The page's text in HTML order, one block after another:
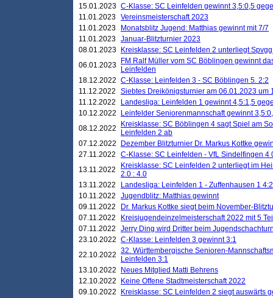
15.01.2023 C-Klasse: SC Leinfelden gewinnt 3,5:0,5
11.01.2023 Vereinsmeisterschaft 2023
11.01.2023
Monatsblitz Jugend: Matthias gewinnt mit 7/7
11.01.2023 Januar-Blitzturnier 2023
08.01.2023
Kreisklasse: SC Leinfelden 2 unterliegt
06.01.2023
FM Ralf Müller vom SC Böblingen gewinnt
Leinfelden
18.12.2022 C-Klasse: Leinfelden 3 - SC Böblingen 5. 2:2
11.12.2022
Siebtes Dreikönigsturnier am 06.01.2023 um
11.12.2022
Landesliga: Leinfelden 1 gewinnt 4,5:1,5
10.12.2022
Leinfelder Seniorenmannschaft gewinnt
08.12.2022
Kreisklasse: SC Böblingen 4 sagt Spiel am
Leinfelden 2 ab
07.12.2022
Dezember Blitzturnier Dr. Markus Kottke
27.11.2022
C-Klasse: SC Leinfelden - VfL Sindelfingen 4
13.11.2022
Kreisklasse: SC Leinfelden 2 unterliegt im
2.0 : 4.0
13.11.2022
Landesliga: Leinfelden 1 - Zuffenhausen 1 4:2
10.11.2022
Jugendblitz: Matthias gewinnt
09.11.2022
Dr. Markus Kottke siegt beim November-
07.11.2022
Kreisjugendeinzelmeisterschaft 2022 mit 5
07.11.2022
Jerry Ding wird Dritter beim
23.10.2022 C-Klasse: Leinfelden 3 gewinnt 3:1
22.10.2022 32. Württembergische Senioren-
Leinfelden 3:1
13.10.2022
Neues Mitglied Matti Behrens
12.10.2022
Keine Offene Stadtmeisterschaft 2022
09.10.2022
Kreisklasse: SC Leinfelden 2 siegt auswärts